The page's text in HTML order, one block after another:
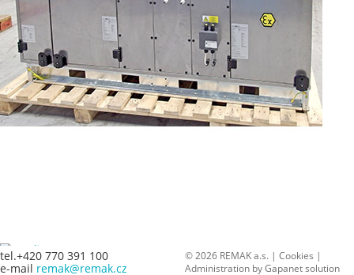
tel.+420 770 391 100
e-mail remak@remak.cz
© 2026 REMAK a.s. | Cookies |
Administration byGapanet solution